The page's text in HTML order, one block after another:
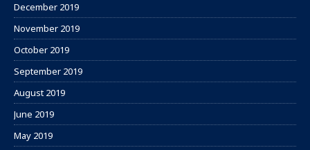
December 2019
November 2019
October 2019
September 2019
August 2019
June 2019
May 2019